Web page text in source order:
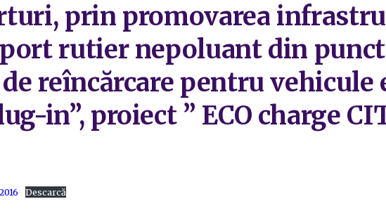
prin promovarea
rutier nepoluant din punct
reîncărcare pentru vehicule
in”, proiect ” ECO charge
Descarcă